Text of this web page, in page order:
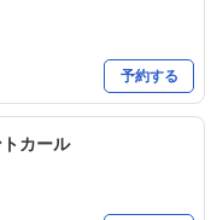
予約する
ントカール